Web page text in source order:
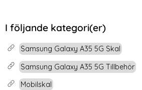
rea pris
119 kr
Tillgänglighet:
Lagervara
Köp
Galaxy A35 5G Samsung
I följande kategori(er)
Samsung Galaxy A35 5G Skal
Samsung Galaxy A35 5G Tillbehör
Mobilskal